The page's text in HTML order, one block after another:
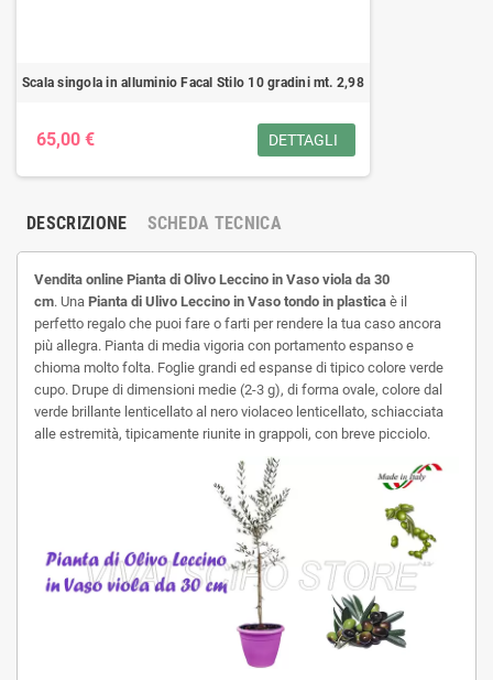
Scala singola in alluminio Facal Stilo 10 gradini mt. 2,98
65,00 € DETTAGLI
DESCRIZIONE SCHEDA TECNICA
Vendita online Pianta di Olivo Leccino in Vaso viola da 30
cm. Una Pianta di Ulivo Leccino in Vaso tondo in plastica è il
perfetto regalo che puoi fare o farti per rendere la tua caso ancora
più allegra. Pianta di media vigoria con portamento espanso e
chioma molto folta. Foglie grandi ed espanse di tipico colore verde
cupo. Drupe di dimensioni medie (2-3 g), di forma ovale, colore dal
verde brillante lenticellato al nero violaceo lenticellato, schiacciata
alle estremità, tipicamente riunite in grappoli, con breve picciolo.